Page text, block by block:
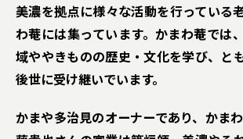
美濃を拠点に様々な活動を行っている
わ菴には集っています。かまわ菴では
域ややきものの歴史・文化を学び、と
後世に受け継いでいます。
かまや多治見のオーナーであり、かま